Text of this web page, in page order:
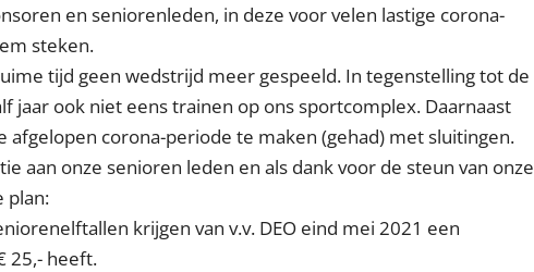
en seniorenleden, in deze voor velen lastige corona-
steken.
tijd geen wedstrijd meer gespeeld. In tegenstelling tot de
jaar ook niet eens trainen op ons sportcomplex. Daarnaast
afgelopen corona-periode te maken (gehad) met sluitingen.
aan onze senioren leden en als dank voor de steun van onze
plan:
krijgen van v.v. DEO eind mei 2021 een
25,- heeft.